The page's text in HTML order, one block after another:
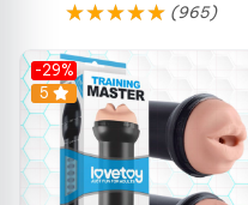
(965)
-29%
Hot
5